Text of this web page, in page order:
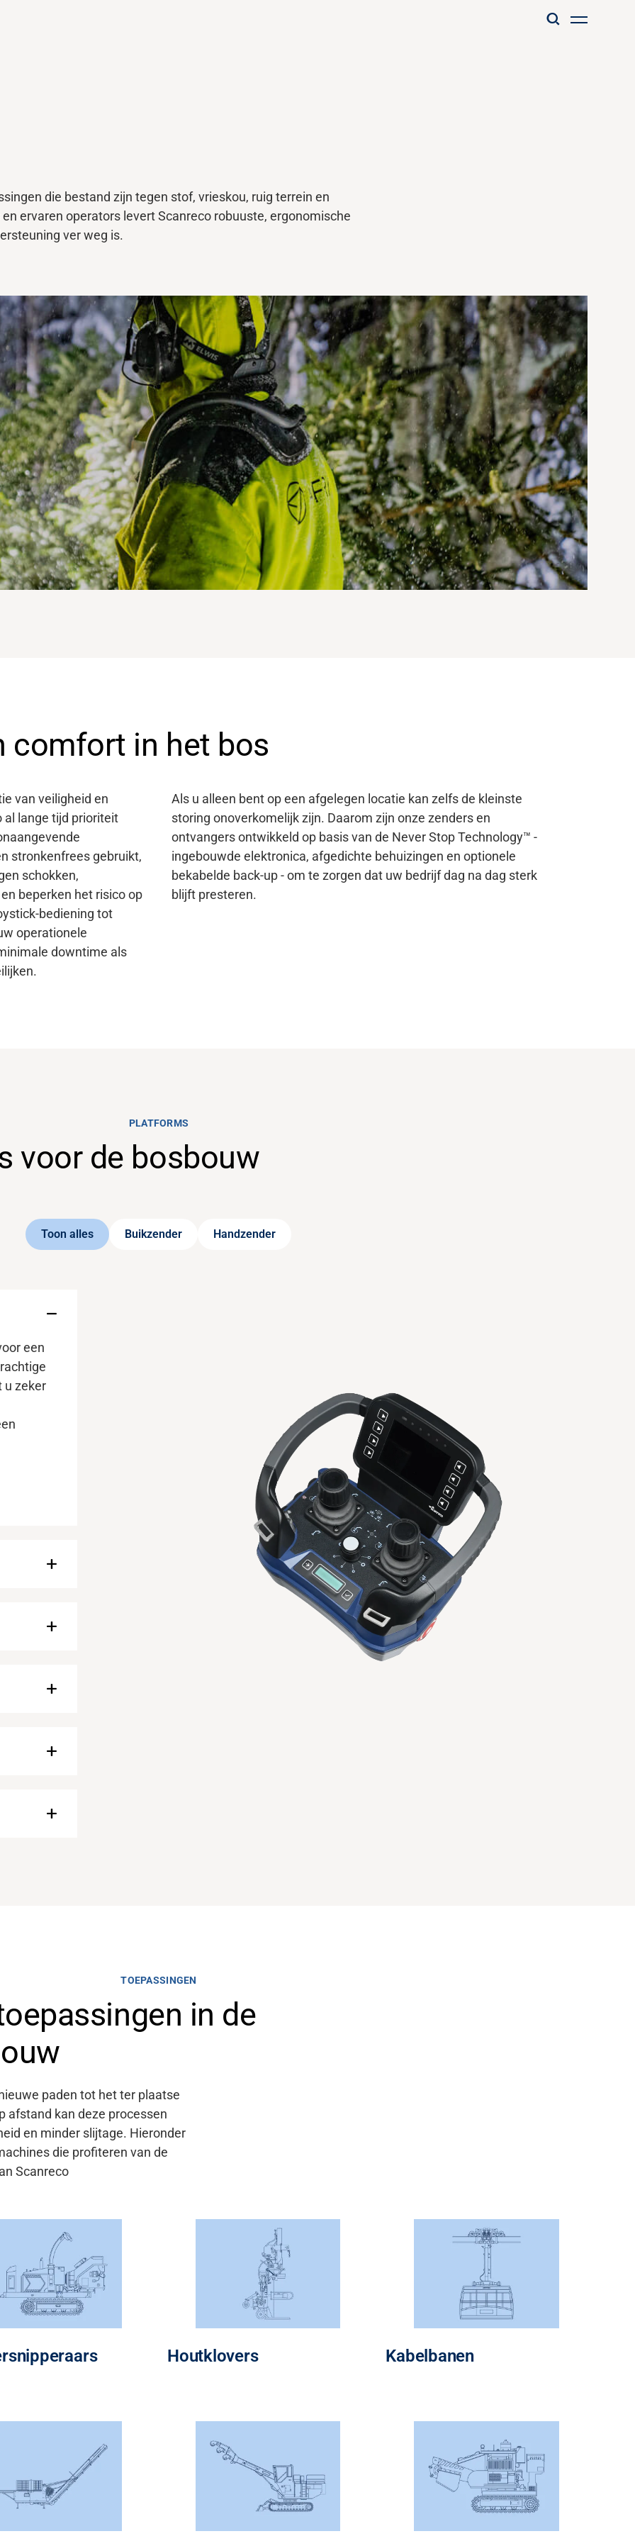
die bestand zijn tegen stof, vrieskou, ruig terrein en
enervaren operators levert Scanreco robuuste, ergonomische
ver weg is.
comfort in het bos
van veiligheid en
al lange tijd prioriteit
stronkenfrees gebruikt,
schokken,
beperken het risico op
bediening tot
operationele
downtime als
Als u alleen bent op een afgelegen locatie kan zelfs de kleinste
storing onoverkomelijk zijn. Daarom zijn onze zenders en
ontvangers ontwikkeld op basis van de Never Stop Technology™ -
ingebouwde elektronica, afgedichte behuizingen en optionele
bekabelde back-up - om te zorgen dat uw bedrijf dag na dag sterk
blijft presteren.
PLATFORMS
voor de bosbouw
Toon alles Buikzender Handzender
een
u zeker
TOEPASSINGEN
in de
paden tot het ter plaatse
afstand kan deze processen
en minder slijtage. Hieronder
die profiteren van de
Scanreco
Houtklovers Kabelbanen